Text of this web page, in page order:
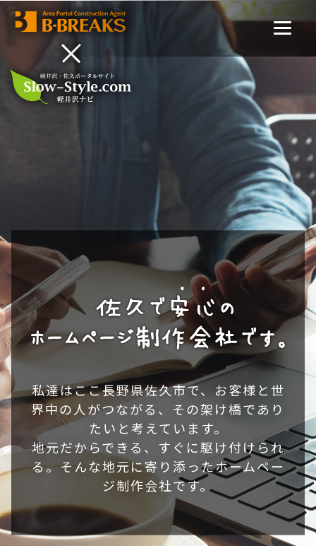
私達はここ⾧野県佐久市で、お客様と世
界中の人がつながる、その架け橋であり
たいと考えています。
地元だからできる、すぐに駆け付けられ
る。そんな地元に寄り添ったホームペー
ジ制作会社です。